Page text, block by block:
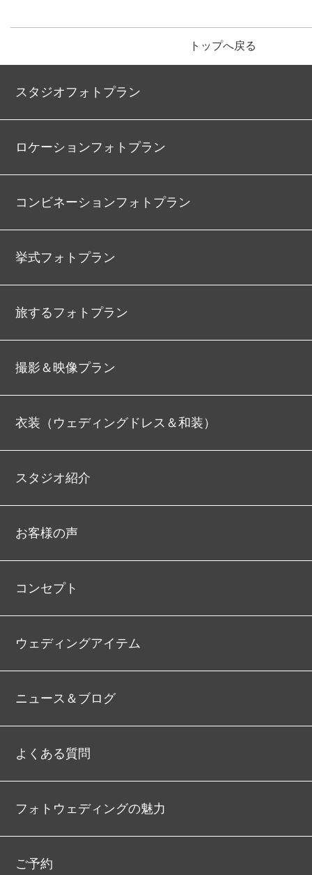
トップへ戻る
スタジオフォトプラン
ロケーションフォトプラン
コンビネーションフォトプラン
挙式フォトプラン
旅するフォトプラン
撮影＆映像プラン
衣装（ウェディングドレス＆和装）
スタジオ紹介
お客様の声
コンセプト
ウェディングアイテム
ニュース＆ブログ
よくある質問
フォトウェディングの魅力
ご予約